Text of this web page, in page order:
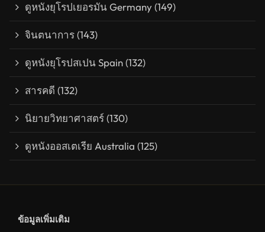
ดูหนังยุโรปเยอรมัน Germany(149)
จินตนาการ(143)
ดูหนังยุโรปสเปน Spain(132)
สารคดี (132)
นิยายวิทยาศาสตร์(130)
ดูหนังออสเตเรีย Australia (125)
ข้อมูลเพิ่มเติม